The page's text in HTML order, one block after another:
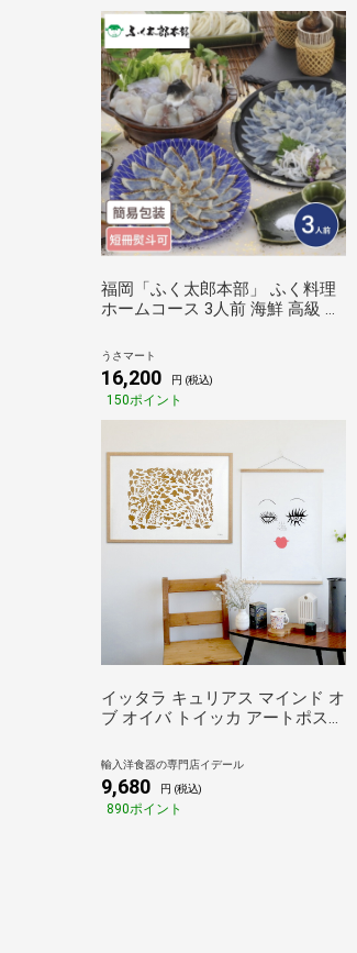
福岡「ふく太郎本部」 ふく料理
ホームコース 3人前 海鮮 高級 河
ース 3人前
うさマート
16,200 円 (税込)
150ポイント
イッタラ キュリアス マインド オ
ブ オイバ トイッカ アートポスタ
貨 装飾
輸入洋食器の専門店イデール
9,680 円 (税込)
890ポイント